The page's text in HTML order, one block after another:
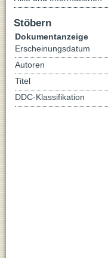
Stöbern
Dokumentanzeige
Erscheinungsdatum
Autoren
Titel
DDC-Klassifikation